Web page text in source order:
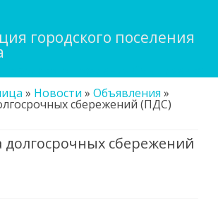
городского поселения
to
content
» Новости » Объявления »
сбережений (ПДС)
сбережений